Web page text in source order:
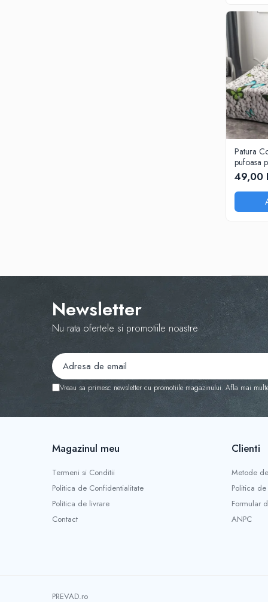
Patura
pufoasa
49,00
Newsletter
Nu rata ofertele si promotiile noastre
Vreau sa primesc newsletter cu promotiile magazinului. Afla mai
Magazinul meu
Termeni si Conditii
Politica de Confidentialitate
Politica de livrare
Contact
Clienti
Metode
Politica de
Formular
ANPC
PREVAD.ro